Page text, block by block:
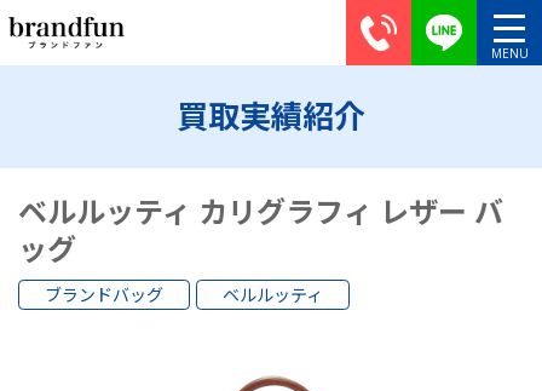
買取実績紹介
ベルルッティ カリグラフィ レザー バ
ッグ
ブランドバッグ ベルルッティ